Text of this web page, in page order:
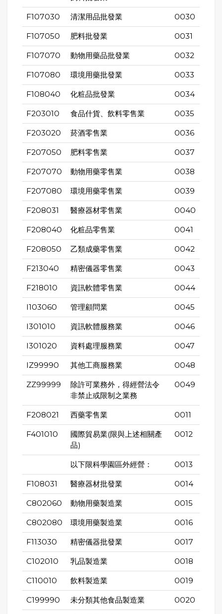
F107030 清潔用品批發業 0030
F107050 肥料批發業 0031
F107070 動物用藥品批發業 0032
F107080 環境用藥批發業 0033
F108040 化粧品批發業 0034
F203010 食品什貨、飲料零售業 0035
F203020 菸酒零售業 0036
F207050 肥料零售業 0037
F207070 動物用藥零售業 0038
F207080 環境用藥零售業 0039
F208031 醫療器材零售業 0040
F208040 化粧品零售業 0041
F208050 乙類成藥零售業 0042
F213040 精密儀器零售業 0043
F218010 資訊軟體零售業 0044
I103060 管理顧問業 0045
I301010 資訊軟體服務業 0046
I301020 資料處理服務業 0047
IZ99990 其他工商服務業 0048
ZZ99999
除許可業務外，得經營法令
非禁止或限制之業務
0049
F208021 西藥零售業 0011
F401010
國際貿易業(限與上述相關產
品)
0012
以下限科學園區外經營： 0013
F108031 醫療器材批發業 0014
C802060 動物用藥製造業 0015
C802080 環境用藥製造業 0016
F113030 精密儀器批發業 0017
C102010 乳品製造業 0018
C110010 飲料製造業 0019
C199990 未分類其他食品製造業 0020